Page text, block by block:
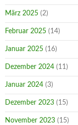
März 2025 (2)
Februar 2025 (14)
Januar 2025 (16)
Dezember 2024 (11)
Januar 2024 (3)
Dezember 2023 (15)
November 2023 (15)